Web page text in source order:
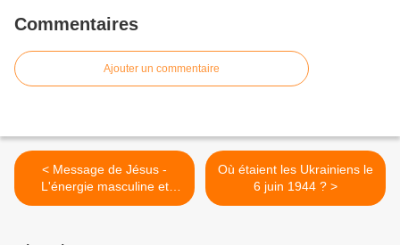
Commentaires
Ajouter un commentaire
< Message de Jésus -
L'énergie masculine et
féminine
Où étaient les Ukrainiens le
6 juin 1944 ? >